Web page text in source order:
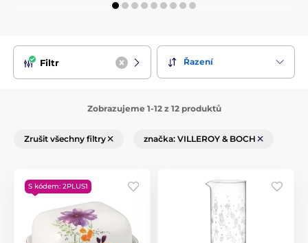
Filtr Řazení
Zobrazujeme 1-12 z 12 produktů
Zrušit všechny filtry značka: VILLEROY & BOCH
S kódem: 2PLUS1